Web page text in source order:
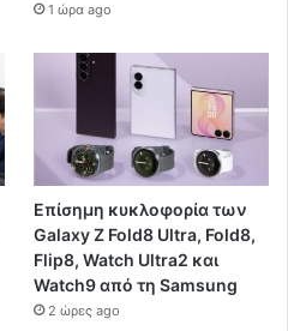
1 ώρα ago
Επίσημη κυκλοφορία των
Galaxy Z Fold8 Ultra, Fold8,
Flip8, Watch Ultra2 και
Watch9 από τη Samsung
2 ώρες ago